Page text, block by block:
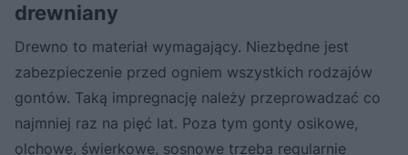
drewniany
Drewno to materiał wymagający. Niezbędne jest
zabezpieczenie przed ogniem wszystkich rodzajów
gontów. Taką impregnację należy przeprowadzać co
najmniej raz na pięć lat. Poza tym gonty osikowe,
olchowe, świerkowe, sosnowe trzeba regularnie